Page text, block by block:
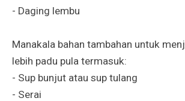
- Daging lembu
Manakala bahan tambahan untuk
lebih padu pula termasuk:
- Sup bunjut atau sup tulang
- Serai